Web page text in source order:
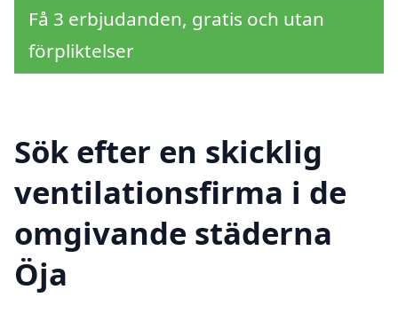
Få 3 erbjudanden, gratis och utan
förpliktelser
Sök efter en skicklig
ventilationsfirma i de
omgivande städerna
Öja